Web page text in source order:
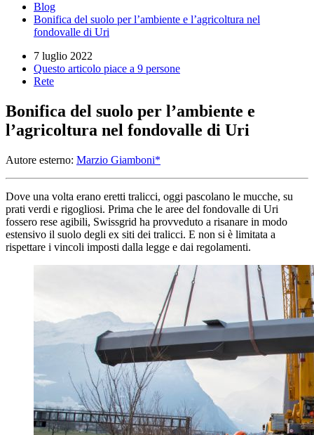
Blog
Bonifica del suolo per l’ambiente e l’agricoltura nel
fondovalle di Uri
7 luglio 2022
Questo articolo piace a 9 persone
Rete
Bonifica del suolo per l’ambiente e
l’agricoltura nel fondovalle di Uri
Autore esterno: Marzio Giamboni*
Dove una volta erano eretti tralicci, oggi pascolano le mucche, su
prati verdi e rigogliosi. Prima che le aree del fondovalle di Uri
fossero rese agibili, Swissgrid ha provveduto a risanare in modo
estensivo il suolo degli ex siti dei tralicci. E non si è limitata a
rispettare i vincoli imposti dalla legge e dai regolamenti.